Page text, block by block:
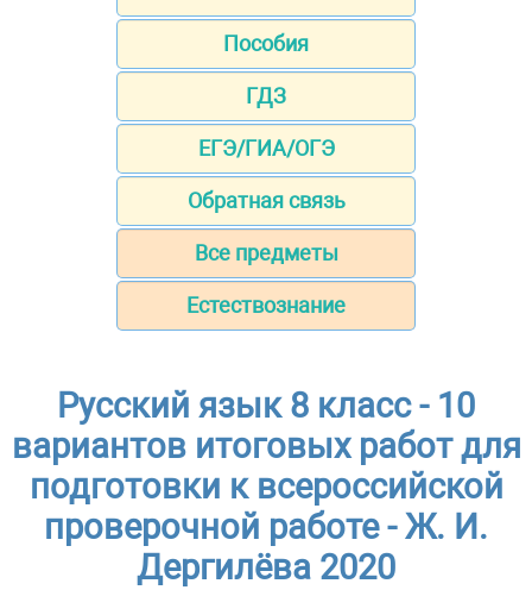
Пособия
ГДЗ
ЕГЭ/ГИА/ОГЭ
Обратная связь
Все предметы
Естествознание
Русский язык 8 класс - 10
вариантов итоговых работ для
подготовки к всероссийской
проверочной работе - Ж. И.
Дергилёва 2020